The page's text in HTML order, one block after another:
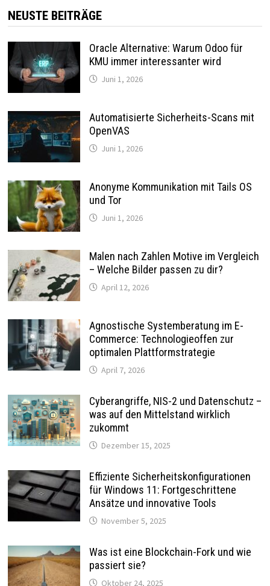
NEUSTE BEITRÄGE
Oracle Alternative: Warum Odoo für
KMU immer interessanter wird
Juni 1, 2026
Automatisierte Sicherheits-Scans mit
OpenVAS
Juni 1, 2026
Anonyme Kommunikation mit Tails OS
und Tor
Juni 1, 2026
Malen nach Zahlen Motive im Vergleich
– Welche Bilder passen zu dir?
April 12, 2026
Agnostische Systemberatung im E-
Commerce: Technologieoffen zur
optimalen Plattformstrategie
April 7, 2026
Cyberangriffe, NIS-2 und Datenschutz –
was auf den Mittelstand wirklich
zukommt
Dezember 15, 2025
Effiziente Sicherheitskonfigurationen
für Windows 11: Fortgeschrittene
Ansätze und innovative Tools
November 5, 2025
Was ist eine Blockchain-Fork und wie
passiert sie?
Oktober 24, 2025